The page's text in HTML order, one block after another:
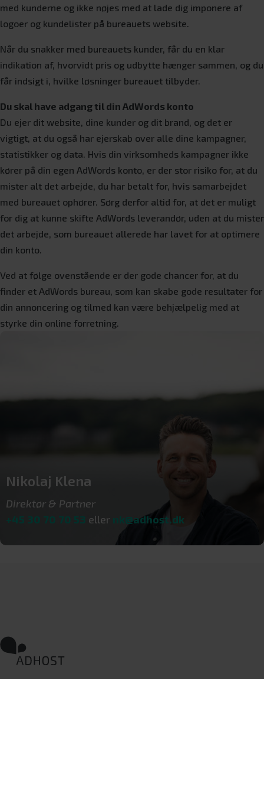
med kunderne og ikke nøjes med at lade dig imponere af
logoer og kundelister på bureauets website.
Når du snakker med bureauets kunder, får du en klar
indikation af, hvorvidt pris og udbytte hænger sammen, og du
får indsigt i, hvilke løsninger bureauet tilbyder.
Du skal have adgang til din AdWords konto
Du ejer dit website, dine kunder og dit brand, og det er
vigtigt, at du også har ejerskab over alle dine kampagner,
statistikker og data. Hvis din virksomheds kampagner ikke
kører på din egen AdWords konto, er der stor risiko for, at du
mister alt det arbejde, du har betalt for, hvis samarbejdet
med bureauet ophører. Sørg derfor altid for, at det er muligt
for dig at kunne skifte AdWords leverandør, uden at du mister
det arbejde, som bureauet allerede har lavet for at optimere
din konto.
Ved at følge ovenstående er der gode chancer for, at du
finder et AdWords bureau, som kan skabe gode resultater for
din annoncering og tilmed kan være behjælpelig med at
styrke din online forretning.
Nikolaj Klena
Direktør & Partner
+45 30 70 70 53 eller nk@adhost.dk